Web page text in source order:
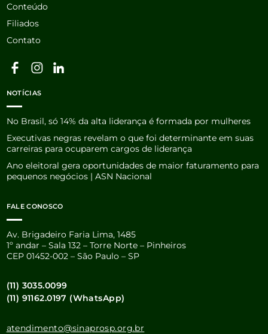
Conteúdo
Filiados
Contato
NOTÍCIAS
No Brasil, só 14% da alta liderança é formada por mulheres
Executivas negras revelam o que foi determinante em suas
carreiras para ocuparem cargos de liderança
Ano eleitoral gera oportunidades de maior faturamento para
pequenos negócios | ASN Nacional
FALE CONOSCO
Av. Brigadeiro Faria Lima, 1485
1º andar – Sala 132 – Torre Norte – Pinheiros
CEP 01452-002 – São Paulo – SP
(11) 3035.0099
(11) 91162.0197 (WhatsApp)
atendimento@sinaprosp.org.br